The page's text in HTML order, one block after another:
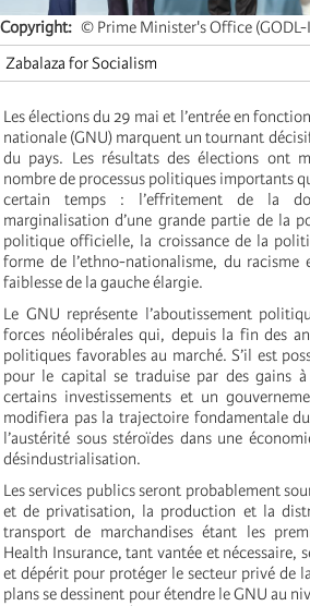
Copyright
© Prime Minister's Office
Zabalaza for Socialism
Les élections du 29 mai et l’entrée en
nationale (GNU) marquent un tournant
du pays. Les résultats des élections ont
nombre de processus politiques importants
certain temps : l’effritement de la
marginalisation d’une grande partie de la
politique officielle, la croissance de la
forme de l’ethno-nationalisme, du
faiblesse de la gauche élargie.
Le GNU représente l’aboutissement
forces néolibérales qui, depuis la fin des
politiques favorables au marché. S’il est
pour le capital se traduise par des gains
certains investissements et un
modifiera pas la trajectoire fondamentale
l’austérité sous stéroïdes dans une
désindustrialisation.
Les services publics seront probablement
et de privatisation, la production et la
transport de marchandises étant les
Health Insurance, tant vantée et nécessaire,
et dépérit pour protéger le secteur privé de
plans se dessinent pour étendre le GNU au